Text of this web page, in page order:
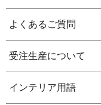
よくあるご質問
受注生産について
インテリア用語